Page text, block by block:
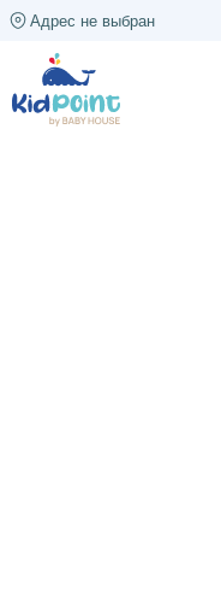
Адрес не выбран